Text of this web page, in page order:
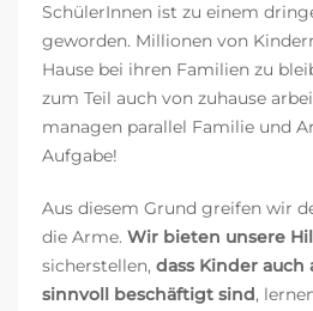
SchülerInnen ist zu einem
geworden. Millionen von
Hause bei ihren Familien zu
zum Teil auch von zuhause
managen parallel Familie und
Aufgabe!
Aus diesem Grund greifen wir
die Arme. Wir bieten unsere
sicherstellen, dass Kinder auch
sinnvoll beschäftigt sind,